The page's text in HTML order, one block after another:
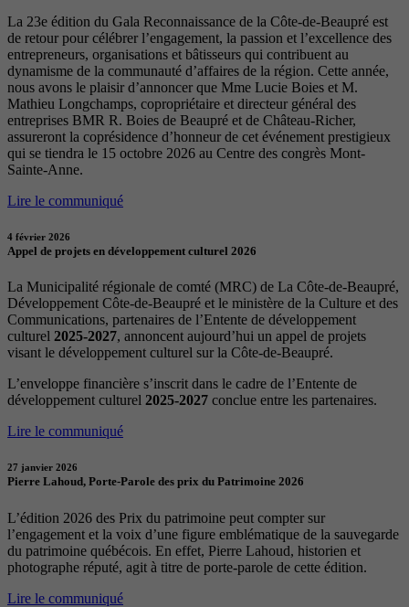
La 23e édition du Gala Reconnaissance de la Côte-de-Beaupré est
de retour pour célébrer l’engagement, la passion et l’excellence des
entrepreneurs, organisations et bâtisseurs qui contribuent au
dynamisme de la communauté d’affaires de la région. Cette année,
nous avons le plaisir d’annoncer que Mme Lucie Boies et M.
Mathieu Longchamps, copropriétaire et directeur général des
entreprises BMR R. Boies de Beaupré et de Château-Richer,
assureront la coprésidence d’honneur de cet événement prestigieux
qui se tiendra le 15 octobre 2026 au Centre des congrès Mont-
Sainte-Anne.
Lire le communiqué
4 février 2026
Appel de projets en développement culturel 2026
La Municipalité régionale de comté (MRC) de La Côte-de-Beaupré,
Développement Côte-de-Beaupré et le ministère de la Culture et des
Communications, partenaires de l’Entente de développement
culturel 2025-2027, annoncent aujourd’hui un appel de projets
visant le développement culturel sur la Côte-de-Beaupré.
L’enveloppe financière s’inscrit dans le cadre de l’Entente de
développement culturel 2025-2027 conclue entre les partenaires.
Lire le communiqué
27 janvier 2026
Pierre Lahoud, Porte-Parole des prix du Patrimoine 2026
L’édition 2026 des Prix du patrimoine peut compter sur
l’engagement et la voix d’une figure emblématique de la sauvegarde
du patrimoine québécois. En effet, Pierre Lahoud, historien et
photographe réputé, agit à titre de porte-parole de cette édition.
Lire le communiqué